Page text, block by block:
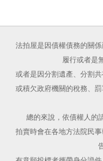
法拍屋是因債權債務的關
履行或者是
或者是因分割遺產、分割
或積欠政府機關的稅務、
總的來說，依債權人的
拍賣時會在各地方法院民